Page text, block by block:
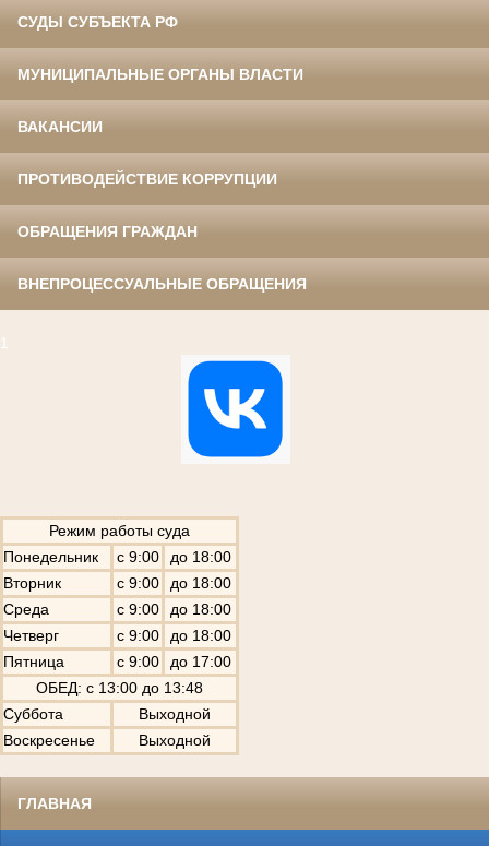
СУДЫ СУБЪЕКТА РФ
МУНИЦИПАЛЬНЫЕ ОРГАНЫ ВЛАСТИ
ВАКАНСИИ
ПРОТИВОДЕЙСТВИЕ КОРРУПЦИИ
ОБРАЩЕНИЯ ГРАЖДАН
ВНЕПРОЦЕССУАЛЬНЫЕ ОБРАЩЕНИЯ
Режим работы суда
Понедельник
с 9:00
до 18:00
Вторник
с 9:00
до 18:00
Среда
с 9:00
до 18:00
Четверг
с 9:00
до 18:00
Пятница
с 9:00
до 17:00
ОБЕД: с 13:00 до 13:48
Суббота
Выходной
Воскресенье
Выходной
ГЛАВНАЯ